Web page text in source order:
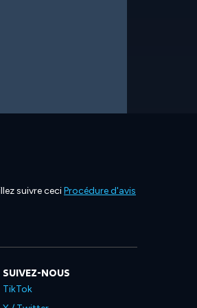
suivre ceciProcédure d'avis
SUIVEZ-NOUS
TikTok